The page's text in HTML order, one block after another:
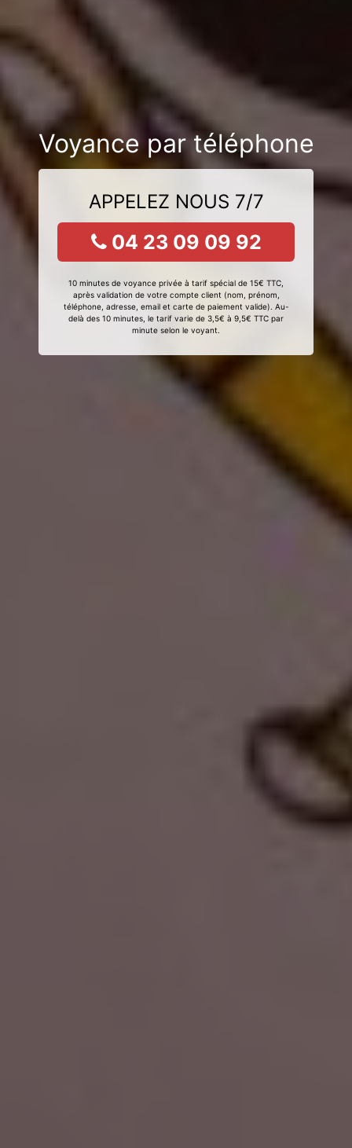
Voyance par téléphone
APPELEZ NOUS 7/7
04 23 09 09 92
10 minutes de voyance privée à tarif spécial de 15€ TTC,
après validation de votre compte client (nom, prénom,
téléphone, adresse, email et carte de paiement valide). Au-
delà des 10 minutes, le tarif varie de 3,5€ à 9,5€ TTC par
minute selon le voyant.